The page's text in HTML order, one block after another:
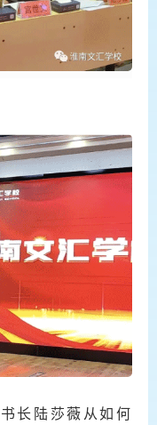
长陆莎薇从如何